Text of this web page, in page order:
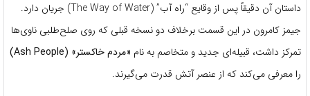
داستان آن دقیقاً پس از وقایع “راه آب” (The Way of Water) جریان دارد.
جیمز کامرون در این قسمت برخلاف دو نسخه قبلی که روی صلح‌طلبی ناوی‌ها
تمرکز داشت، قبیله‌ای جدید و متخاصم به نام «مردم خاکستر» (Ash People)
را معرفی می‌کند که از عنصر آتش قدرت می‌گیرند.